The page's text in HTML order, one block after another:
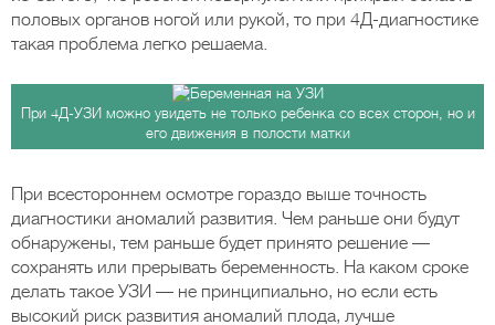
половых органов ногой или рукой, то при 4Д-диагностике
такая проблема легко решаема.
При 4Д-УЗИ можно увидеть не только ребенка со всех сторон, но и
его движения в полости матки
При всестороннем осмотре гораздо выше точность
диагностики аномалий развития. Чем раньше они будут
обнаружены, тем раньше будет принято решение —
сохранять или прерывать беременность. На каком сроке
делать такое УЗИ — не принципиально, но если есть
высокий риск развития аномалий плода, лучше